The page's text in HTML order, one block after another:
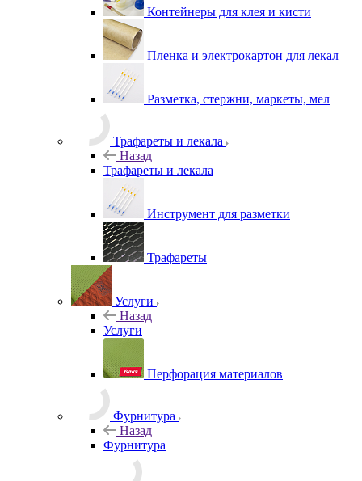
Контейнеры для клея и кисти
Пленка и электрокартон для лекал
Разметка, стержни, маркеты, мел
Трафареты и лекала
Назад
Трафареты и лекала
Инструмент для разметки
Трафареты
Услуги
Назад
Услуги
Перфорация материалов
Фурнитура
Назад
Фурнитура